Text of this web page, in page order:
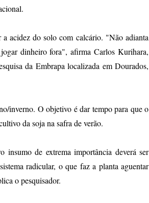
acidez do solo com calcário. "Não adianta
dinheiro fora", afirma Carlos Kurihara,
da Embrapa localizada em Dourados,
inverno. O objetivo é dar tempo para que o
da soja na safra de verão.
insumo de extrema importância deverá ser
radicular, o que faz a planta aguentar
o pesquisador.